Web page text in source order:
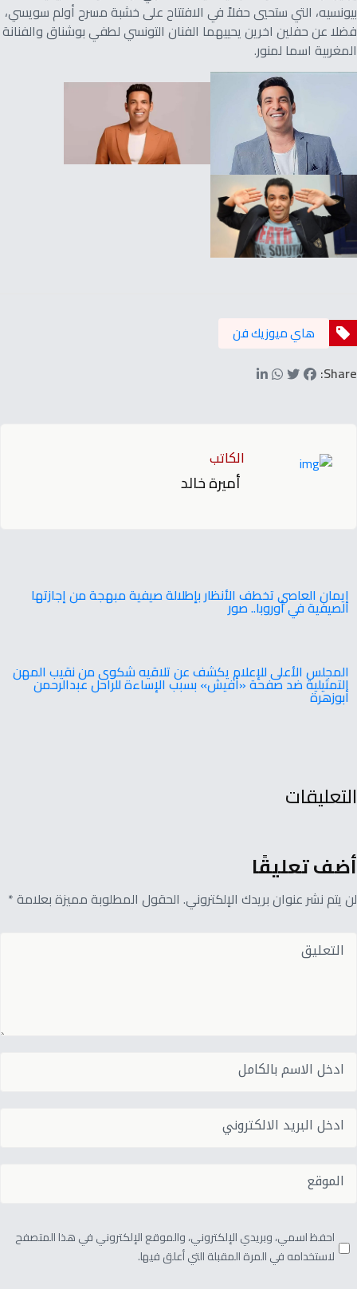
بيونسيه، التي ستحيي حفلاً في الافتتاح على خشبة مسرح أولم سويسي،
فضلا عن حفلين اخرين يحييهما الفنان التونسي لطفي بوشناق والفنانة
المغربية اسما لمنور.
هاي ميوزيك فن
Share:
الكاتب
أميرة خالد
إيمان العاصي تخطف الأنظار بإطلالة صيفية مبهجة من إجازتها
الصيفية في أوروبا.. صور
المجلس الأعلى للإعلام يكشف عن تلاقيه شكوى من نقيب المهن
التمثيلية ضد صفحة «أفيش» بسبب الإساءة للراحل عبدالرحمن
أبوزهرة
التعليقات
أضف تعليقًا
لن يتم نشر عنوان بريدك الإلكتروني. الحقول المطلوبة مميزة بعلامة *
احفظ اسمي، وبريدي الإلكتروني، والموقع الإلكتروني في هذا المتصفح
لاستخدامه في المرة المقبلة التي أعلق فيها.